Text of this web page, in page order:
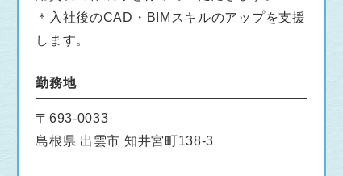
＊入社後のCAD・BIMスキルのアップを支援
します。
勤務地
〒693-0033
島根県 出雲市 知井宮町138-3